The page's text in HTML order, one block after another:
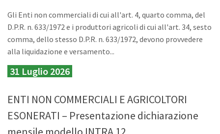
Gli Enti non commerciali di cui all'art. 4, quarto comma, del
D.P.R. n. 633/1972 e i produttori agricoli di cui all'art. 34, sesto
comma, dello stesso D.P.R. n. 633/1972, devono provvedere
alla liquidazione e versamento...
31 Luglio 2026
ENTI NON COMMERCIALI E AGRICOLTORI
ESONERATI – Presentazione dichiarazione